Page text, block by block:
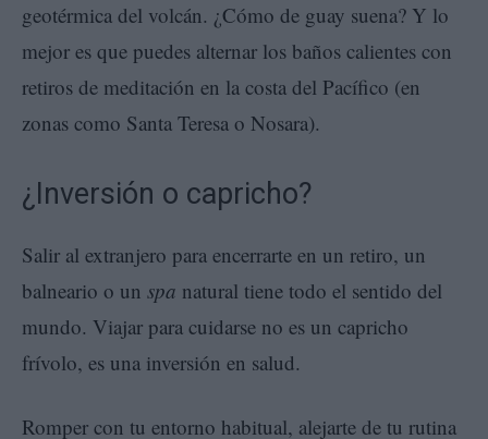
geotérmica del volcán. ¿Cómo de guay suena? Y lo
mejor es que puedes alternar los baños calientes con
retiros de meditación en la costa del Pacífico (en
zonas como Santa Teresa o Nosara).
¿Inversión o capricho?
Salir al extranjero para encerrarte en un retiro, un
balneario o un spa natural tiene todo el sentido del
mundo. Viajar para cuidarse no es un capricho
frívolo, es una inversión en salud.
Romper con tu entorno habitual, alejarte de tu rutina